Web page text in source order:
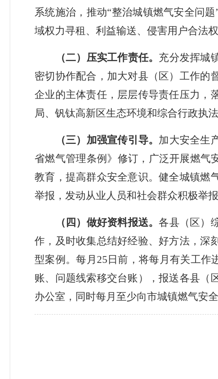
系统施治，推动“整治城镇燃气安全问
域权力寻租、利益输送、侵害用户合法
（二）压实工作责任。 充分发挥城
密切协作配合，加大对县（区）工作的
企业的主体责任，层层传导责任压力，
局、钒钛高新区生态环境和综合行政执
（三）加强宣传引导。 加大安全生
省燃气管理条例》修订，广泛开展燃气
教育，提高群众安全意识。健全城镇燃
举报，发动从业人员和社会群众积极举
（四）做好资料报送。各县（区）
作，及时收集总结好经验、好方法，深
型案例。每月 25 日前，将每月有关工作
账、问题线索移交台账），报送各县（
办公室，同时每月至少向市城镇燃气安